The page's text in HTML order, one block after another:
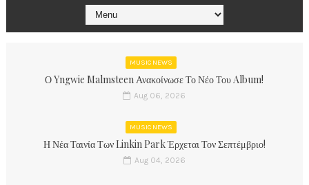
MUSIC NEWS
Ο Yngwie Malmsteen Ανακοίνωσε Το Νέο Του Album!
Aug 06, 2026
MUSIC NEWS
Η Νέα Ταινία Των Linkin Park Έρχεται Τον Σεπτέμβριο!
Aug 04, 2026